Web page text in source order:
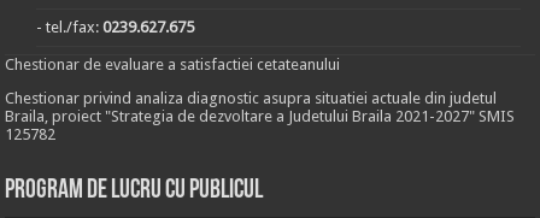
- tel./fax:0239.627.675
Chestionar de evaluare a satisfactiei cetateanului
Chestionar privind analiza diagnostic asupra situatiei actuale din judetul
Braila, proiect "Strategia de dezvoltare a Judetului Braila 2021-2027" SMIS
125782
Program de lucru cu publicul